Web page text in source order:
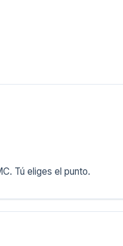
Tú eliges el punto.